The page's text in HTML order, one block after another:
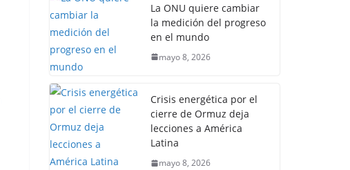
La ONU quiere cambiar
la medición del progreso
en el mundo
mayo 8, 2026
Crisis energética por el
cierre de Ormuz deja
lecciones a América
Latina
mayo 8, 2026